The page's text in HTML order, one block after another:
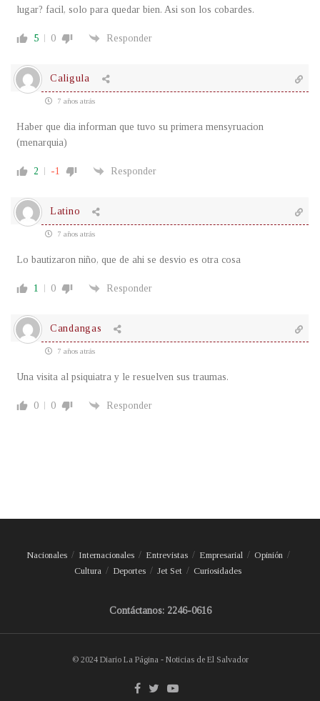
lugar? facil, solo para quedar bien. Asi son los cobardes.
5 0 Responder
Caligula
7 años atrás
Haber que dia informan que tuvo su primera mensyruacion
(menarquia)
2 -1 Responder
Latino
7 años atrás
Lo bautizaron niño, que de ahi se desvio es otra cosa
1 0 Responder
Candangas
7 años atrás
Una visita al psiquiatra y le resuelven sus traumas.
0 0 Responder
Nacionales Internacionales Entrevistas Empresarial
Opinión
Cultura
Deportes Jet Set Curiosidades
Contáctanos: 2246-0616
© 2024 Diario La Página - Noticias de El Salvador